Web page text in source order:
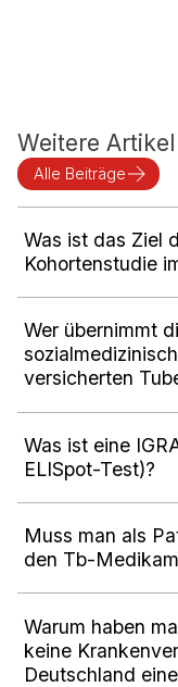
Weitere Artikel
Alle Beiträge
Was ist das Ziel
Kohortenstudie
Wer übernimmt
versicherten
Was ist eine
ELISpot-Test)?
Muss man als
den Tb-
Warum haben
keine
Deutschland